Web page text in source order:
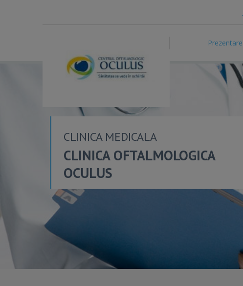
Prezentare
CLINICA MEDICALA
CLINICA OFTALMOLOGICA
OCULUS